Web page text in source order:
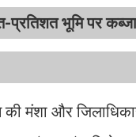
भूमि पर
मंशा और